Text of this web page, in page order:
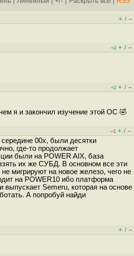
+ / –
+2 + / –
+2 + / –
я и закончил изучение этой ОС 🤣
–1 + / –
00х, были десятки
где-то продолжает
были на POWER AIX, база
их же СУБД. В основном все эти
мигрируют на новое железо, чего не
на POWER10 ибо платформа
Semeru, которая на основе
А попробуй найди
+ / –